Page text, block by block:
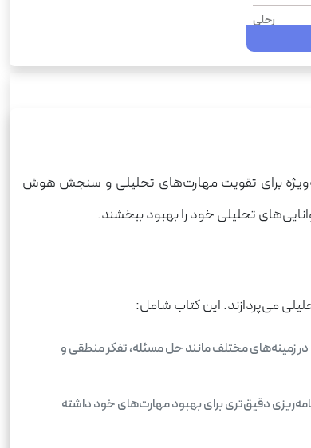
رحلی
120
برای تقویت مهارت‌های تحلیلی و سنجش هوش
تحلیلی خود را بهبود ببخشند.
می‌پردازند. این کتاب شامل:
زمینه‌های مختلف مانند حل مسئله، تفکر منطقی و
دقیق‌تری برای بهبود مهارت‌های خود داشته